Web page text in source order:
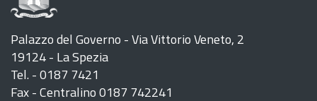
Palazzo del Governo - Via Vittorio Veneto, 2
19124 - La Spezia
Tel. - 0187 7421
Fax - Centralino 0187 742241